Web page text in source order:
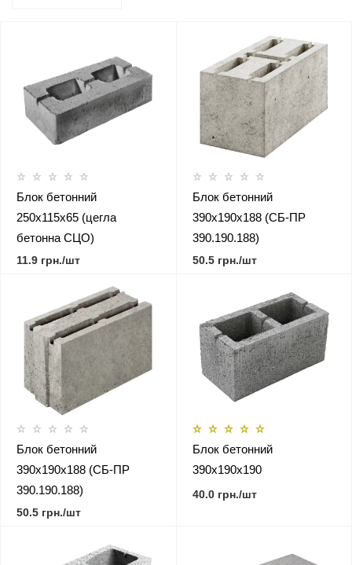
Блок бетонний
250х115х65 (цегла
бетонна СЦО)
11.9 грн./шт
Блок бетонний
390х190х188 (СБ-ПР
390.190.188)
50.5 грн./шт
Блок бетонний
390х190х188 (СБ-ПР
390.190.188)
50.5 грн./шт
Блок бетонний
390х190х190
40.0 грн./шт